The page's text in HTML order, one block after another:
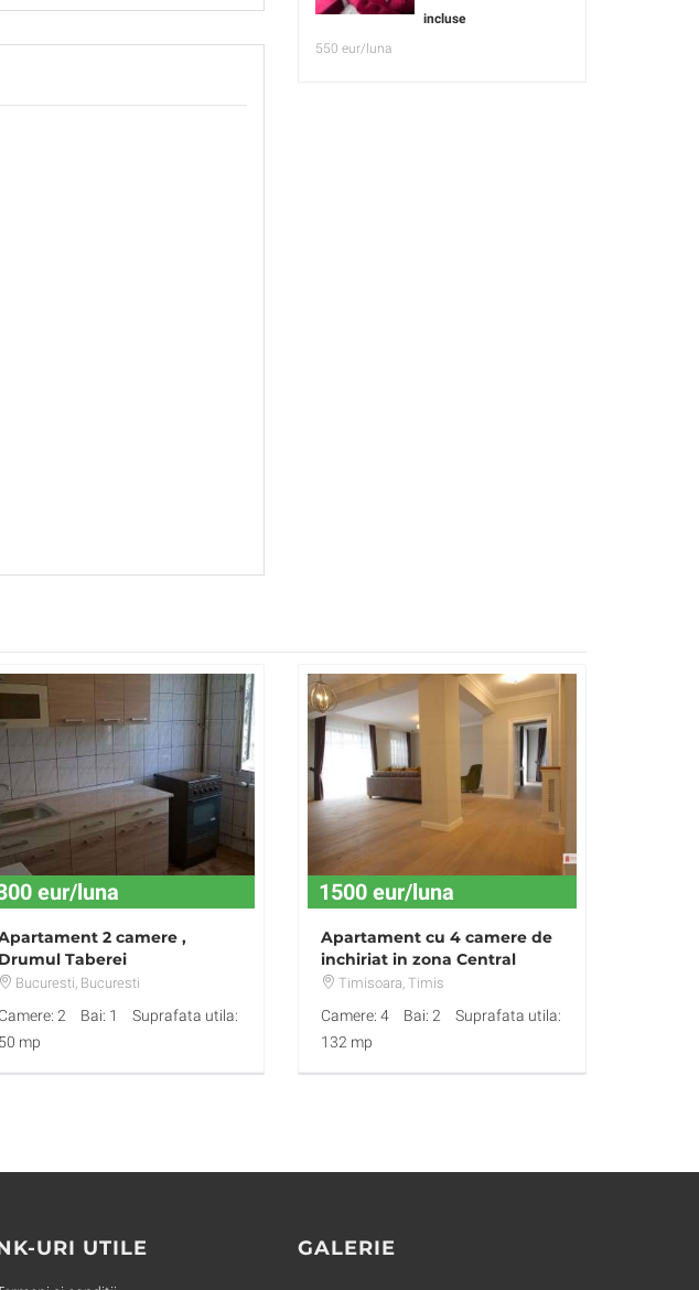
incluse
550 eur/luna
eur/luna
2 camere ,
Drumul Taberei
Bucuresti, Bucuresti
Camere: 2 Bai: 1
Suprafata utila:
50 mp
1500 eur/luna
Apartament cu 4 camere de
inchiriat in zona Central
Timisoara, Timis
Camere: 4 Bai: 2
Suprafata utila:
132 mp
URI UTILE GALERIE